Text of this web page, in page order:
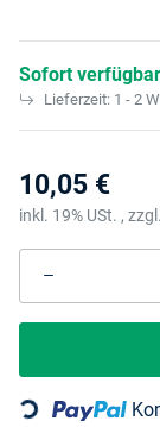
Sofort verfügbar
Lieferzeit: 1 - 2
10,05 €
inkl. 19% USt. , zzgl.
Loading...